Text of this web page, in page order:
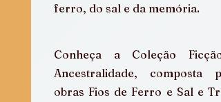
ferro, do sal e da memória.
Conheça a Coleção
Ancestralidade, composta
obras Fios de Ferro e Sal e